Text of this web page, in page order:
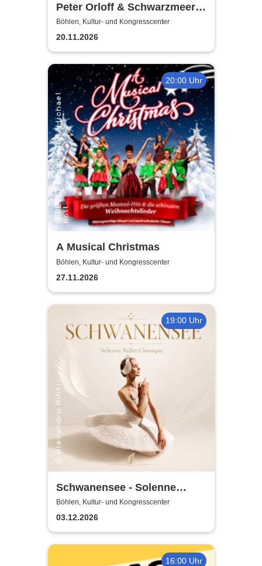
Peter Orloff & Schwarzmeer
Kosaken Chor - Die
Abschiedstournee
Böhlen, Kultur- und Kongresscenter
20.11.2026
20:00 Uhr
A Musical Christmas
Böhlen, Kultur- und Kongresscenter
27.11.2026
19:00 Uhr
Schwanensee - Solenne
Ballet Classique
Böhlen, Kultur- und Kongresscenter
03.12.2026
16:00 Uhr